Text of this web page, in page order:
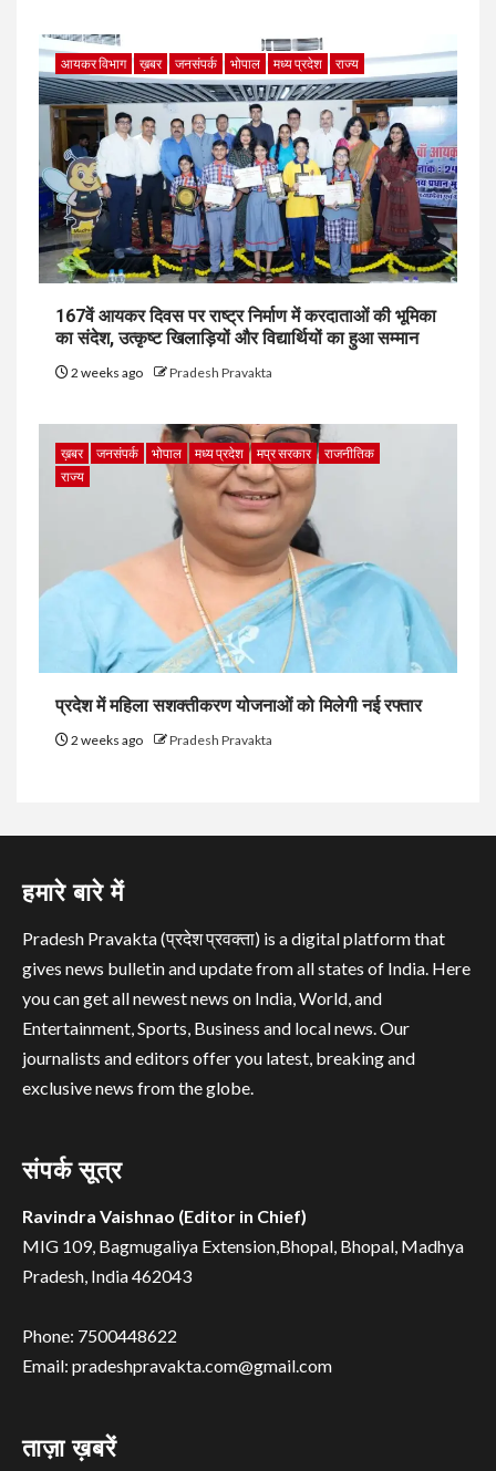
आयकर विभाग ख़बर जनसंपर्क भोपाल मध्य प्रदेश राज्य
167वें आयकर दिवस पर राष्ट्र निर्माण में करदाताओं की भूमिका
का संदेश, उत्कृष्ट खिलाड़ियों और विद्यार्थियों का हुआ सम्मान
2 weeks ago Pradesh Pravakta
ख़बर जनसंपर्क भोपाल मध्य प्रदेश मप्र सरकार
राजनीतिक
राज्य
प्रदेश में महिला सशक्तीकरण योजनाओं को मिलेगी नई रफ्तार
2 weeks ago Pradesh Pravakta
हमारे बारे में
Pradesh Pravakta (प्रदेश प्रवक्ता) is a digital platform that
gives news bulletin and update from all states of India. Here
you can get all newest news on India, World, and
Entertainment, Sports, Business and local news. Our
journalists and editors offer you latest, breaking and
exclusive news from the globe.
संपर्क सूत्र
Ravindra Vaishnao (Editor in Chief)
MIG 109, Bagmugaliya Extension,Bhopal, Bhopal, Madhya
Pradesh, India 462043
Phone: 7500448622
Email: pradeshpravakta.com@gmail.com
ताज़ा ख़बरें